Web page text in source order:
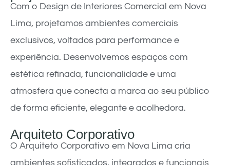
Com o Design de Interiores Comercial em Nova
Lima, projetamos ambientes comerciais
exclusivos, voltados para performance e
experiência. Desenvolvemos espaços com
estética refinada, funcionalidade e uma
atmosfera que conecta a marca ao seu público
de forma eficiente, elegante e acolhedora.
Arquiteto Corporativo
O Arquiteto Corporativo em Nova Lima cria
ambientes sofisticados, integrados e funcionais